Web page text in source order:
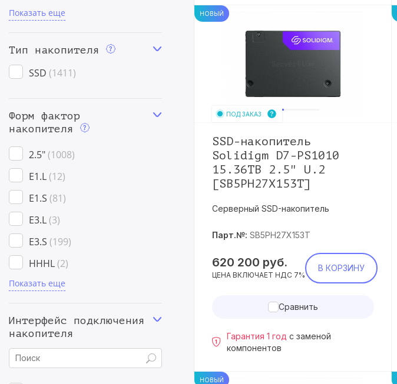
Samsung
Solidigm 72
Показать еще
Тип накопителя
SSD 1411
Форм фактор
накопителя
2.5" 1008
E1.L 12
E1.S 81
E3.L 3
E3.S 199
HHHL 2
M.2 93
расширения) 13
Показать еще
Интерфейс подключения
накопителя
НОВЫЙ
ПОД ЗАКАЗ
SSD-накопитель
Solidigm D7-PS1010
15.36TB 2.5" U.2
[SB5PH27X153T]
Серверный SSD-накопитель
Парт.№: SB5PH27X153T
620 200 руб.
ЦЕНА ВКЛЮЧАЕТ НДС 7%
В КОРЗИНУ
Сравнить
Гарантия 1 год с заменой
компонентов
НОВЫЙ